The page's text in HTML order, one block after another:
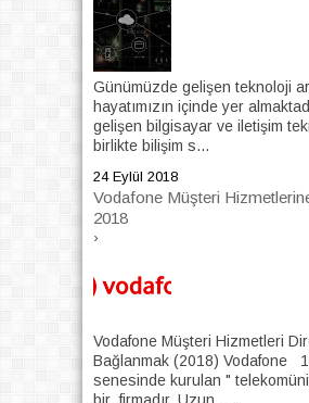
Günümüzde gelişen teknoloji
hayatımızın içinde yer
gelişen bilgisayar ve iletişim
birlikte bilişim s...
24 Eylül 2018
Vodafone Müşteri
2018
›
Vodafone Müşteri Hizmetleri
Bağlanmak (2018) Vodafone
senesinde kurulan "